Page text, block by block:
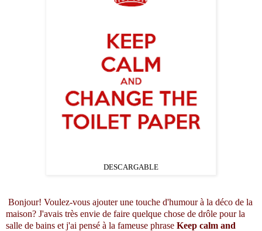
DESCARGABLE
Bonjour! Voulez-vous ajouter une touche d'humour à la déco de la
maison? J'avais très envie de faire quelque chose de drôle pour la
salle de bains et j'ai pensé à la fameuse phrase Keep calm and